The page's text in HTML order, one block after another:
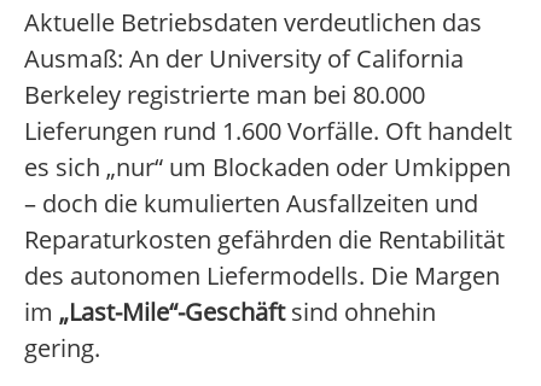
Aktuelle Betriebsdaten verdeutlichen das
Ausmaß: An der University of California
Berkeley registrierte man bei 80.000
Lieferungen rund 1.600 Vorfälle. Oft handelt
es sich „nur“ um Blockaden oder Umkippen
– doch die kumulierten Ausfallzeiten und
Reparaturkosten gefährden die Rentabilität
des autonomen Liefermodells. Die Margen
im „Last-Mile“-Geschäftsind ohnehin
gering.